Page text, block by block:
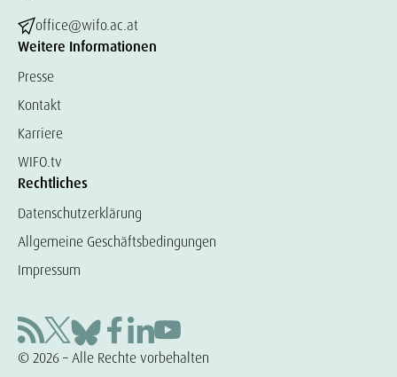
office@wifo.ac.at
Weitere Informationen
Presse
Kontakt
Karriere
WIFO.tv
Rechtliches
Datenschutzerklärung
Allgemeine Geschäftsbedingungen
Impressum
© 2026 – Alle Rechte vorbehalten